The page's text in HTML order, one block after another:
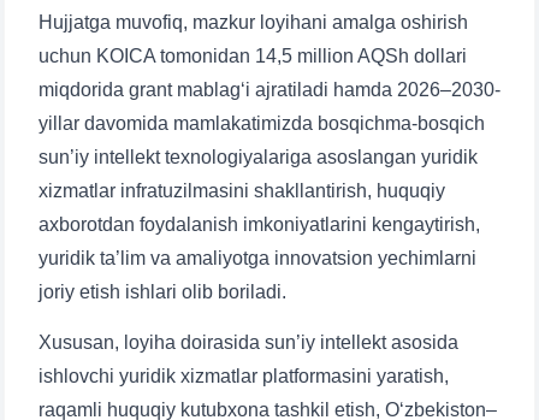
Hujjatga muvofiq, mazkur loyihani amalga oshirish
uchun KOICA tomonidan 14,5 million AQSh dollari
miqdorida grant mablag‘i ajratiladi hamda 2026–2030-
yillar davomida mamlakatimizda bosqichma-bosqich
sun’iy intellekt texnologiyalariga asoslangan yuridik
xizmatlar infratuzilmasini shakllantirish, huquqiy
axborotdan foydalanish imkoniyatlarini kengaytirish,
yuridik ta’lim va amaliyotga innovatsion yechimlarni
joriy etish ishlari olib boriladi.
Xususan, loyiha doirasida sun’iy intellekt asosida
ishlovchi yuridik xizmatlar platformasini yaratish,
raqamli huquqiy kutubxona tashkil etish, O‘zbekiston–